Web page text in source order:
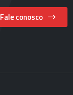
Fale conosco